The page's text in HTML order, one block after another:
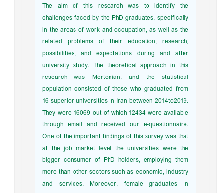
The aim of this research was to identify the
challenges faced by the PhD graduates, specifically
in the areas of work and occupation, as well as the
related problems of their education, research,
possibilities, and expectations during and after
university study. The theoretical approach in this
research was Mertonian, and the statistical
population consisted of those who graduated from
16 superior universities in Iran between 2014to2019.
They were 16069 out of which 12434 were available
through email and received our e-questionnaire.
One of the important findings of this survey was that
at the job market level the universities were the
bigger consumer of PhD holders, employing them
more than other sectors such as economic, industry
and services. Moreover, female graduates in